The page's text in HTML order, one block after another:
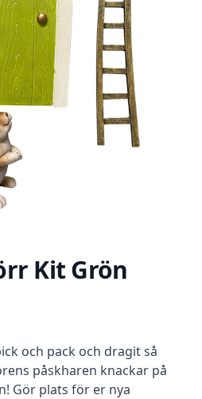
Kit Grön
och pack och dragit så
påskharen knackar på
Gör plats för er nya